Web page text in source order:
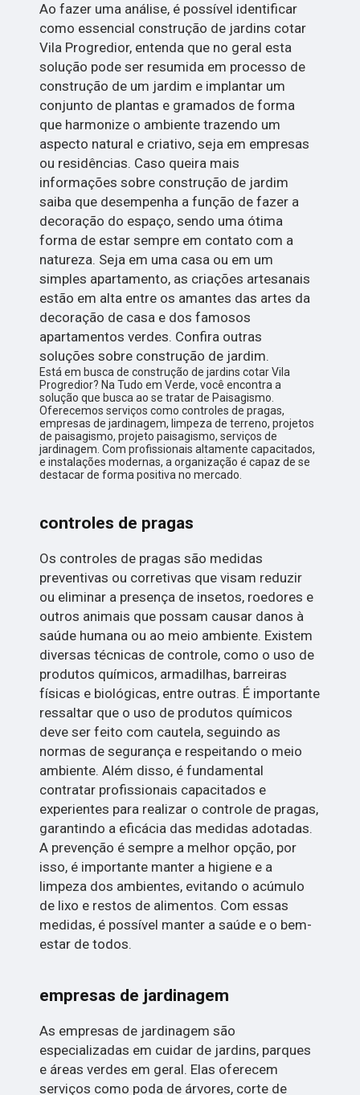
Ao fazer uma análise, é possível identificar
como essencial construção de jardins cotar
Vila Progredior, entenda que no geral esta
solução pode ser resumida em processo de
construção de um jardim e implantar um
conjunto de plantas e gramados de forma
que harmonize o ambiente trazendo um
aspecto natural e criativo, seja em empresas
ou residências. Caso queira mais
informações sobre construção de jardim
saiba que desempenha a função de fazer a
decoração do espaço, sendo uma ótima
forma de estar sempre em contato com a
natureza. Seja em uma casa ou em um
simples apartamento, as criações artesanais
estão em alta entre os amantes das artes da
decoração de casa e dos famosos
apartamentos verdes. Confira outras
soluções sobre construção de jardim.
Está em busca de construção de jardins cotar Vila
Progredior? Na Tudo em Verde, você encontra a
solução que busca ao se tratar de Paisagismo.
Oferecemos serviços como controles de pragas,
empresas de jardinagem, limpeza de terreno, projetos
de paisagismo, projeto paisagismo, serviços de
jardinagem. Com profissionais altamente capacitados,
e instalações modernas, a organização é capaz de se
destacar de forma positiva no mercado.
controles de pragas
Os controles de pragas são medidas
preventivas ou corretivas que visam reduzir
ou eliminar a presença de insetos, roedores e
outros animais que possam causar danos à
saúde humana ou ao meio ambiente. Existem
diversas técnicas de controle, como o uso de
produtos químicos, armadilhas, barreiras
físicas e biológicas, entre outras. É importante
ressaltar que o uso de produtos químicos
deve ser feito com cautela, seguindo as
normas de segurança e respeitando o meio
ambiente. Além disso, é fundamental
contratar profissionais capacitados e
experientes para realizar o controle de pragas,
garantindo a eficácia das medidas adotadas.
A prevenção é sempre a melhor opção, por
isso, é importante manter a higiene e a
limpeza dos ambientes, evitando o acúmulo
de lixo e restos de alimentos. Com essas
medidas, é possível manter a saúde e o bem-
estar de todos.
empresas de jardinagem
As empresas de jardinagem são
especializadas em cuidar de jardins, parques
e áreas verdes em geral. Elas oferecem
serviços como poda de árvores, corte de